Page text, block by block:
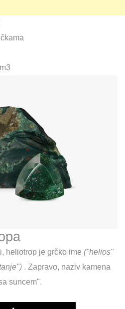
heliotrop je grčko ime ("helios"
. Zapravo, naziv kamena
suncem".